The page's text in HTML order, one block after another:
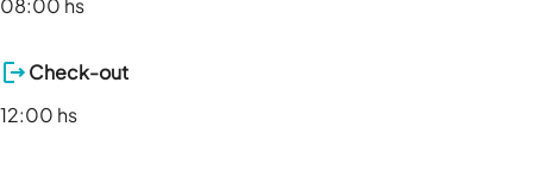
08:00 hs
Check-out
12:00 hs